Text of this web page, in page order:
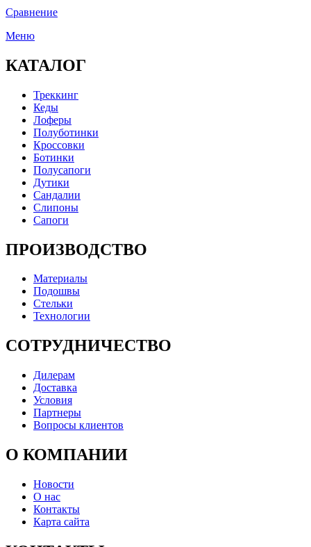
Сравнение
Меню
КАТАЛОГ
Треккинг
Кеды
Лоферы
Полуботинки
Кроссовки
Ботинки
Полусапоги
Дутики
Сандалии
Слипоны
Сапоги
ПРОИЗВОДСТВО
Материалы
Подошвы
Стельки
Технологии
СОТРУДНИЧЕСТВО
Дилерам
Доставка
Условия
Партнеры
Вопросы клиентов
О КОМПАНИИ
Новости
О нас
Контакты
Карта сайта